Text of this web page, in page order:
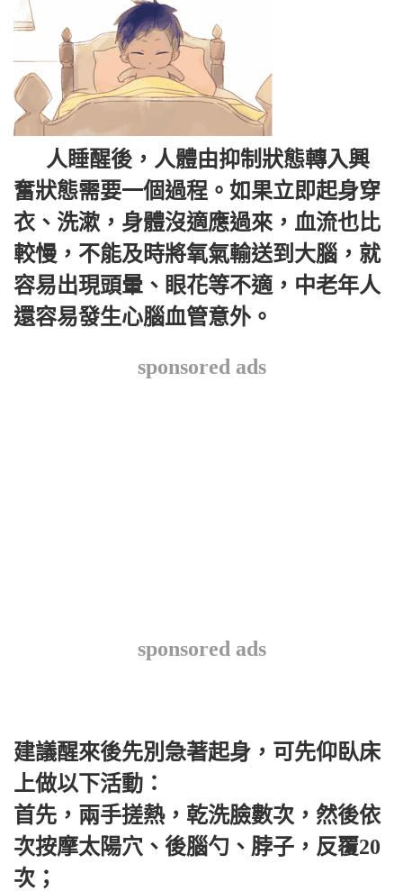
人睡醒後，人體由抑制狀態轉入興
奮狀態需要一個過程。如果立即起身穿
衣、洗漱，身體沒適應過來，血流也比
較慢，不能及時將氧氣輸送到大腦，就
容易出現頭暈、眼花等不適，中老年人
還容易發生心腦血管意外。
sponsored ads
sponsored ads
建議醒來後先別急著起身，可先仰臥床
上做以下活動：
首先，兩手搓熱，乾洗臉數次，然後依
次按摩太陽穴、後腦勺、脖子，反覆20
次；